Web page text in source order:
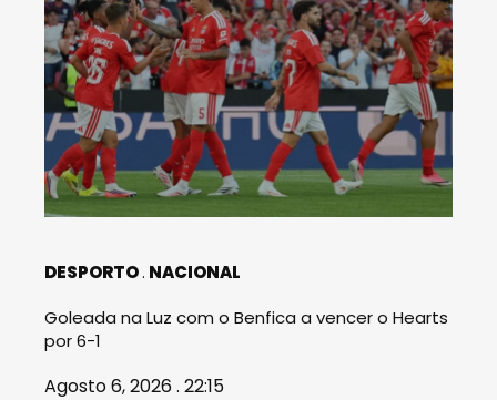
DESPORTO NACIONAL
Goleada na Luz com o Benfica a vencer o Hearts
por 6-1
Agosto 6, 2026 . 22:15